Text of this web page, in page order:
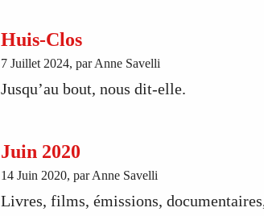
Huis-Clos
7 Juillet 2024, par Anne Savelli
Jusqu’au bout, nous dit-elle.
Juin 2020
14 Juin 2020, par Anne Savelli
Livres, films, émissions,